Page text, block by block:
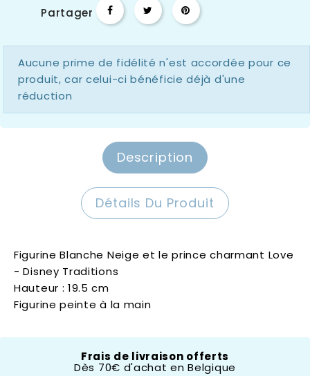
Partager
Aucune prime de fidélité n'est accordée pour ce
produit, car celui-ci bénéficie déjà d'une
réduction
Description
Détails Du Produit
Figurine Blanche Neige et le prince charmant Love
- Disney Traditions
Hauteur : 19.5 cm
Figurine peinte à la main
Frais de livraison offerts
Dès 70€ d'achat en Belgique